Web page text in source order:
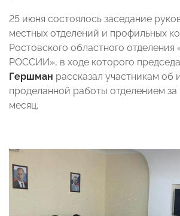
25 июня состоялось заседание
местных отделений и профильных
Ростовского областного
РОССИИ», в ходе которого
Гершман рассказал участникам об
проделанной работы отделением за
месяц.